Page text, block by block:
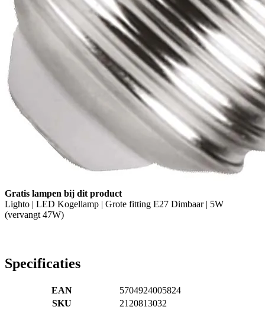
Gratis lampen bij dit product
Lighto | LED Kogellamp | Grote fitting E27 Dimbaar | 5W
(vervangt 47W)
Specificaties
EAN
5704924005824
SKU
2120813032